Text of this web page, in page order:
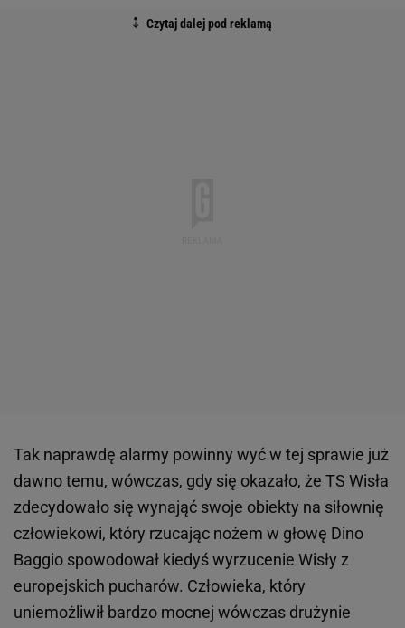
Tak naprawdę alarmy powinny wyć w tej sprawie już
dawno temu, wówczas, gdy się okazało, że TS Wisła
zdecydowało się wynająć swoje obiekty na siłownię
człowiekowi, który rzucając nożem w głowę Dino
Baggio spowodował kiedyś wyrzucenie Wisły z
europejskich pucharów. Człowieka, który
uniemożliwił bardzo mocnej wówczas drużynie